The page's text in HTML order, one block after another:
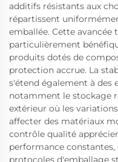
additifs résistants aux
répartissent
emballée. Cette avancée
particulièrement
produits dotés de
protection accrue. La
s'étend également à des
notamment le stockage
extérieur où les
affecter des matériaux
contrôle qualité
performance
protocoles d'emballage